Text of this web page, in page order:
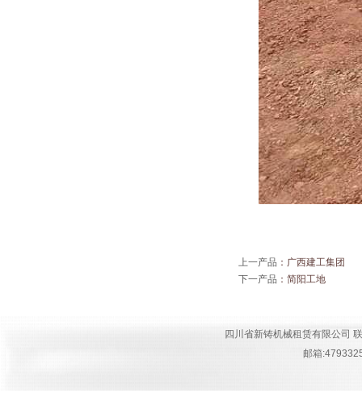
上一产品 ： 广西建工集团
下一产品 ： 简阳工地
四川省新铸机械租赁有限公司
邮箱